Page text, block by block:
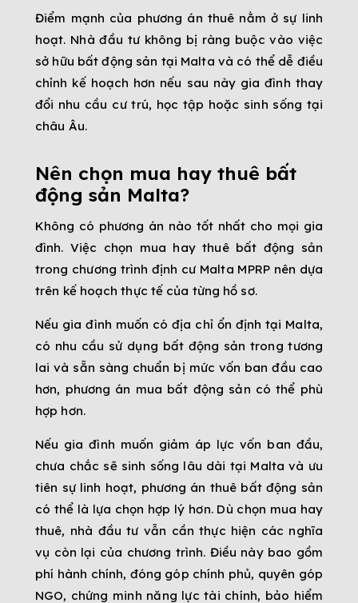
Điểm mạnh của phương án thuê nằm ở sự linh
hoạt. Nhà đầu tư không bị ràng buộc vào việc
sở hữu bất động sản tại Malta và có thể dễ điều
chỉnh kế hoạch hơn nếu sau này gia đình thay
đổi nhu cầu cư trú, học tập hoặc sinh sống tại
châu Âu.
Nên chọn mua hay thuê bất
động sản Malta?
Không có phương án nào tốt nhất cho mọi gia
đình. Việc chọn mua hay thuê bất động sản
trong chương trình định cư Malta MPRP nên dựa
trên kế hoạch thực tế của từng hồ sơ.
Nếu gia đình muốn có địa chỉ ổn định tại Malta,
có nhu cầu sử dụng bất động sản trong tương
lai và sẵn sàng chuẩn bị mức vốn ban đầu cao
hơn, phương án mua bất động sản có thể phù
hợp hơn.
Nếu gia đình muốn giảm áp lực vốn ban đầu,
chưa chắc sẽ sinh sống lâu dài tại Malta và ưu
tiên sự linh hoạt, phương án thuê bất động sản
có thể là lựa chọn hợp lý hơn. Dù chọn mua hay
thuê, nhà đầu tư vẫn cần thực hiện các nghĩa
vụ còn lại của chương trình. Điều này bao gồm
phí hành chính, đóng góp chính phủ, quyên góp
NGO, chứng minh năng lực tài chính, bảo hiểm